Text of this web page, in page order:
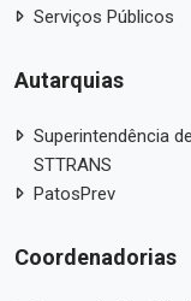
Serviços Públicos
Autarquias
Superintendência
STTRANS
PatosPrev
Coordenadorias